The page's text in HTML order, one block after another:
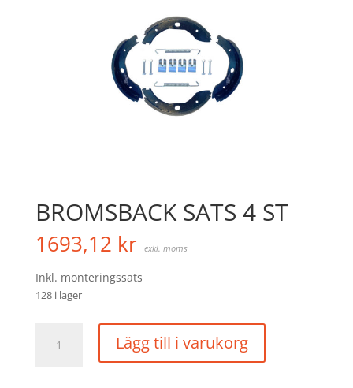
BROMSBACK SATS 4 ST
1693,12 kr exkl. moms
Inkl. monteringssats
128 i lager
SATS
Lägg till i varukorg